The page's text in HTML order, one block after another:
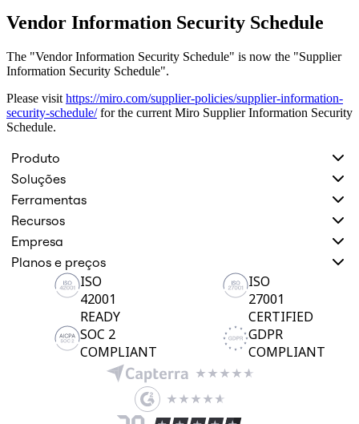
Síntese de pesquisa
Planejamento e entrega
Planejamento de metas
Design organizacional
Soluções
Por segmento de negócios
Por time
Design e UX
Engenharia
Liderança de produto e operações
Operações
Marketing
TI
Por iniciativa estratégica
Sistema operacional de produto
Transformação com IA
Vendor Information Security Schedule
The "Vendor Information Security Schedule" is now the "Supplier
Information Security Schedule".
Please visit https://miro.com/supplier-policies/supplier-information-
security-schedule/for the current Miro Supplier Information Security
Schedule.
Produto
Soluções
Ferramentas
Recursos
Empresa
Planos e preços
ISO
42001
READY
ISO
27001
CERTIFIED
SOC 2
COMPLIANT
GDPR
COMPLIANT